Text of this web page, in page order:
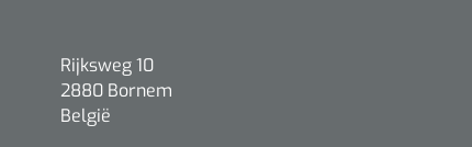
Rijksweg 10
2880 Bornem
België